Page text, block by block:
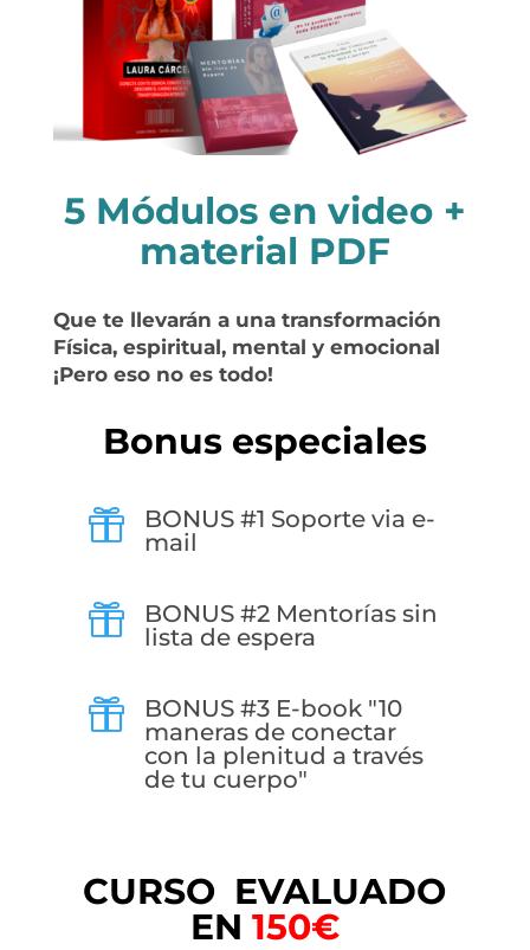
5 Módulos en video +
material PDF
Que te llevarán a una transformación
Física, espiritual, mental y emocional
¡Pero eso no es todo!
Bonus especiales

BONUS #1 Soporte via e-
mail

BONUS #2 Mentorías sin
lista de espera

BONUS #3 E-book "10
maneras de conectar
con la plenitud a través
de tu cuerpo"
CURSO EVALUADO
EN 150€